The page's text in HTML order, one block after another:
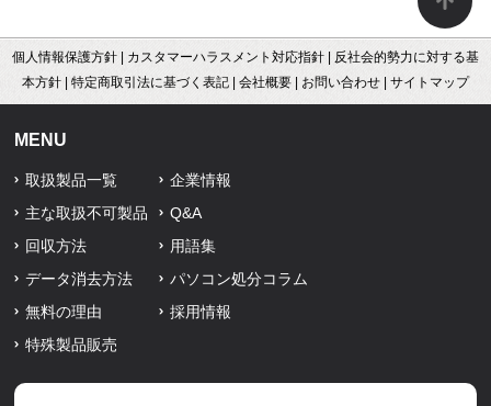
個人情報保護方針 カスタマーハラスメント対応指針
反社会的勢力に対する基
本方針
特定商取引法に基づく表記 会社概要 お問い合わせ サイトマップ
MENU
取扱製品一覧
主な取扱不可製品
回収方法
データ消去方法
無料の理由
特殊製品販売
企業情報
Q&A
用語集
パソコン処分コラム
採用情報